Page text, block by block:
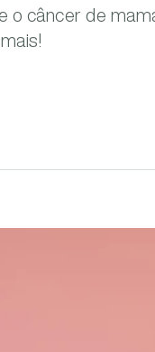
o câncer de